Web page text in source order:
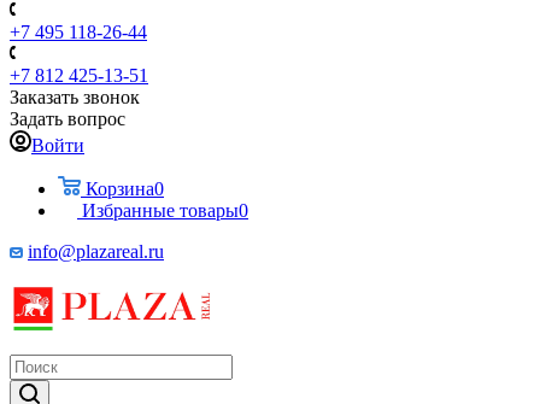
+7 495 118-26-44
+7 812 425-13-51
Заказать звонок
Задать вопрос
Войти
Корзина0
Избранные товары0
info@plazareal.ru